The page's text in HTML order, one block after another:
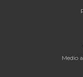
Medio